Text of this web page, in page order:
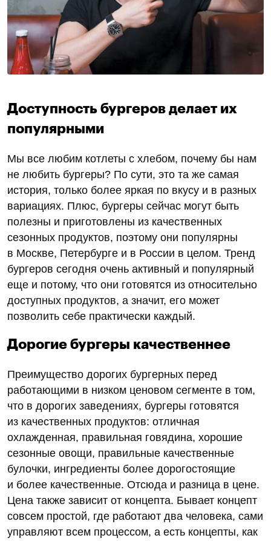
Доступность бургеров делает их
популярными
Мы все любим котлеты с хлебом, почему бы нам
не любить бургеры? По сути, это та же самая
история, только более яркая по вкусу и в разных
вариациях. Плюс, бургеры сейчас могут быть
полезны и приготовлены из качественных
сезонных продуктов, поэтому они популярны
в Москве, Петербурге и в России в целом. Тренд
бургеров сегодня очень активный и популярный
еще и потому, что они готовятся из относительно
доступных продуктов, а значит, его может
позволить себе практически каждый.
Дорогие бургеры качественнее
Преимущество дорогих бургерных перед
работающими в низком ценовом сегменте в том,
что в дорогих заведениях, бургеры готовятся
из качественных продуктов: отличная
охлажденная, правильная говядина, хорошие
сезонные овощи, правильные качественные
булочки, ингредиенты более дорогостоящие
и более качественные. Отсюда и разница в цене.
Цена также зависит от концепта. Бывает концепт
совсем простой, где работают два человека, сами
управляют всем процессом, а есть концепты, как